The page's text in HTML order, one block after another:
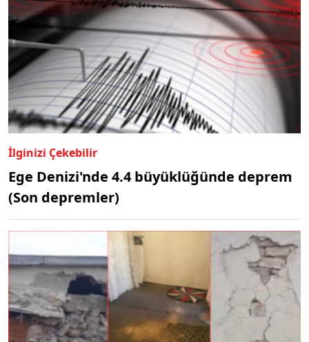
İlginizi Çekebilir
Ege Denizi'nde 4.4 büyüklüğünde deprem
(Son depremler)